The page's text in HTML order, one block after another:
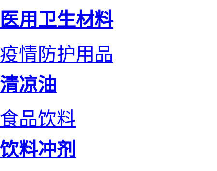
医用卫生材料
疫情防护用品
清凉油
食品饮料
饮料冲剂